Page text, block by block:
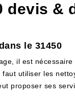
devis &
le 31450
il est
utiliser les
proposer ses